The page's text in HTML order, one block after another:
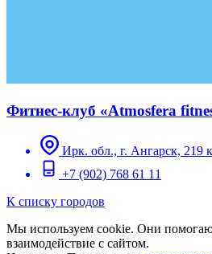
Фитнес-клуб «Atmosfera
Ирк. обл., г. Ангарск, 219
+7 (902) 768 61 11
К списку городов
Мы используем cookie. Они
взаимодействие с сайтом.